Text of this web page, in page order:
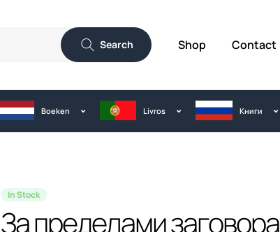
Search Shop Contact
Boeken Livros Kниги
In Stock
За пределами заговора